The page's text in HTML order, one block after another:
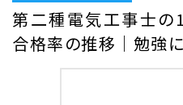
第二種電気工事士の
合格率の推移｜勉強